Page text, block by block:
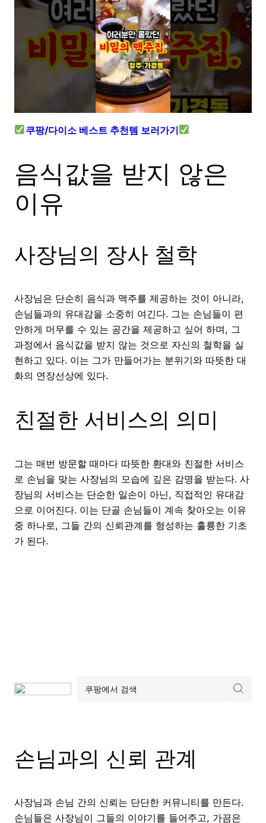
쿠팡/다이소 베스트 추천템 보러가기
음식값을 받지 않은
이유
사장님의 장사 철학
사장님은 단순히 음식과 맥주를 제공하는 것이 아니라,
손님들과의 유대감을 소중히 여긴다. 그는 손님들이 편
안하게 머무를 수 있는 공간을 제공하고 싶어 하며, 그
과정에서 음식값을 받지 않는 것으로 자신의 철학을 실
현하고 있다. 이는 그가 만들어가는 분위기와 따뜻한 대
화의 연장선상에 있다.
친절한 서비스의 의미
그는 매번 방문할 때마다 따뜻한 환대와 친절한 서비스
로 손님을 맞는 사장님의 모습에 깊은 감명을 받는다. 사
장님의 서비스는 단순한 일손이 아닌, 직접적인 유대감
으로 이어진다. 이는 단골 손님들이 계속 찾아오는 이유
중 하나로, 그들 간의 신뢰관계를 형성하는 훌륭한 기초
가 된다.
손님과의 신뢰 관계
사장님과 손님 간의 신뢰는 단단한 커뮤니티를 만든다.
손님들은 사장님이 그들의 이야기를 들어주고, 가끔은